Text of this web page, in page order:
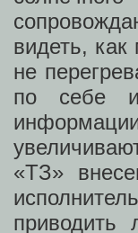
видеть, как
не
по себе
«ТЗ»
приводить